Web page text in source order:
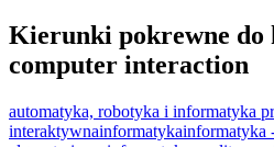
Kierunki pokrewne do
computer interaction
automatyka, robotyka i informatyka
interaktywnainformatykainformatyka